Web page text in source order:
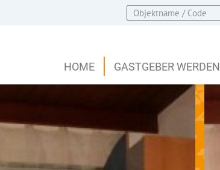
HOME GASTGEBER WERDEN